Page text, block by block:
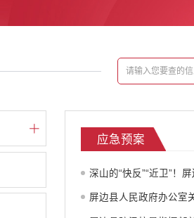
应急预案
深山的“快反”“近卫”！
屏边县人民政府办公室